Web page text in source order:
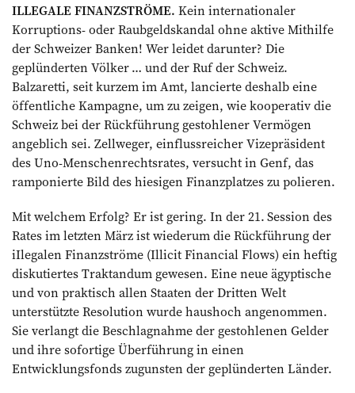
ILLEGALE FINANZSTRÖME. Kein internationaler
Korruptions- oder Raubgeldskandal ohne aktive Mithilfe
der Schweizer Banken! Wer leidet darunter? Die
geplünderten Völker … und der Ruf der Schweiz.
Balzaretti, seit kurzem im Amt, lancierte deshalb eine
öffentliche Kampagne, um zu zeigen, wie kooperativ die
Schweiz bei der Rückführung gestohlener Vermögen
angeblich sei. Zellweger, einflussreicher Vizepräsident
des Uno-Menschenrechts­rates, versucht in Genf, das
ramponierte Bild des hiesigen Finanzplatzes zu polieren.
Mit welchem Erfolg? Er ist gering. In der 21. Session des
Rates im letzten März ist wiederum die Rückführung der
iIlegalen Finanzströme (Illicit Financial Flows) ein heftig
diskutiertes Traktandum gewesen. Eine neue ägyptische
und von praktisch allen Staaten der Dritten Welt
unterstützte Resolution wurde haushoch angenommen.
Sie ­verlangt die Beschlagnahme der gestohlenen Gelder
und ihre sofortige Überführung in einen
Entwicklungsfonds zugunsten der geplünderten Länder.